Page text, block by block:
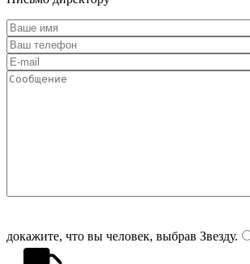
докажите, что вы человек, выбрав Звезду.